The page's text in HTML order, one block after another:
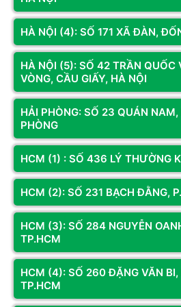
VISON cung cấp tốc độ
thành hợp lý, làm cho nó trở
nâng cấp cho mọi game thủ
mượt mà tốc độ cao mà vẫn
Đầu Tư Hiệu Quả: Với Hiệu
được tính năng vượt trội
tiền bỏ ra.
HÀ NỘI (4): SỐ 171 XÃ ĐÀN,
HÀ NỘI (5): SỐ 42 TRẦN QUỐC
VÒNG, CẦU GIẤY, HÀ NỘI
HẢI PHÒNG: SỐ 23 QUÁN NAM,
PHÒNG
HCM (1) : SỐ 436 LÝ THƯỜNG
HCM (2): SỐ 231 BẠCH ĐẰNG,
HCM (3): SỐ 284 NGUYỄN
TP.HCM
HCM (4): SỐ 260 ĐẶNG VĂN
TP.HCM